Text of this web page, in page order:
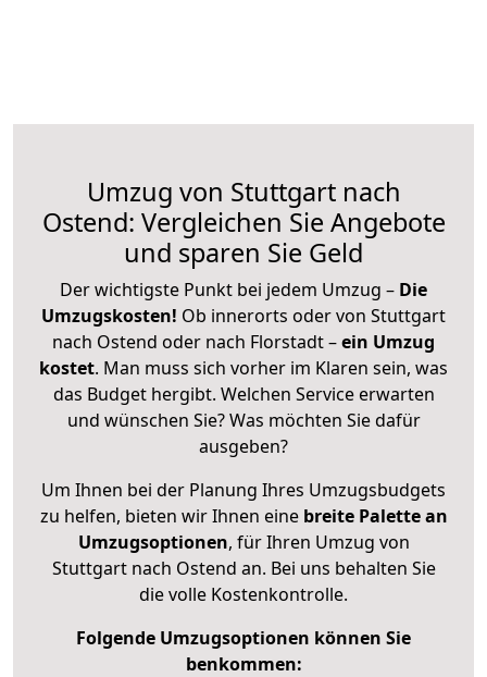
Umzug von Stuttgart nach
Ostend: Vergleichen Sie Angebote
und sparen Sie Geld
Der wichtigste Punkt bei jedem Umzug – Die
Umzugskosten! Ob innerorts oder von Stuttgart
nach Ostend oder nach Florstadt –ein Umzug
kostet. Man muss sich vorher im Klaren sein, was
das Budget hergibt. Welchen Service erwarten
und wünschen Sie? Was möchten Sie dafür
ausgeben?
Um Ihnen bei der Planung Ihres Umzugsbudgets
zu helfen, bieten wir Ihnen eine breite Palette an
Umzugsoptionen, für Ihren Umzug von
Stuttgart nach Ostend an. Bei uns behalten Sie
die volle Kostenkontrolle.
Folgende Umzugsoptionen können Sie
benkommen: